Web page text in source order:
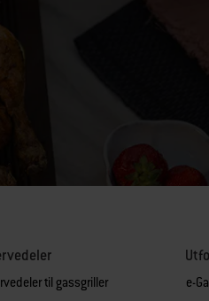
til gassgriller
e-